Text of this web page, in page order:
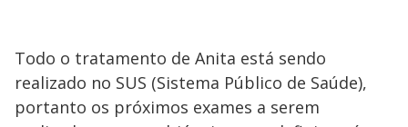
Todo o tratamento de Anita está sendo
realizado no SUS (Sistema Público de Saúde),
portanto os próximos exames a serem